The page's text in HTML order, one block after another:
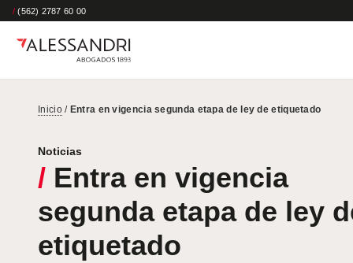
/ (562) 2787 60 00
Inicio/ Entra en vigencia segunda etapa de ley de etiquetado
Noticias
/ Entra en vigencia
segunda etapa de ley
etiquetado